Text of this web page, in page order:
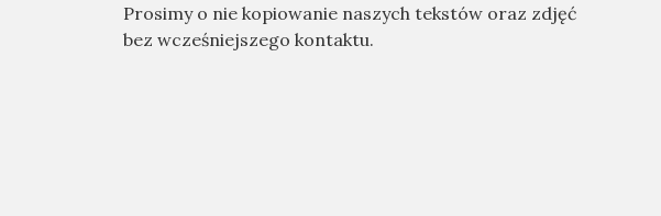
Prosimy o nie kopiowanie naszych tekstów oraz zdjęć
bez wcześniejszego kontaktu.